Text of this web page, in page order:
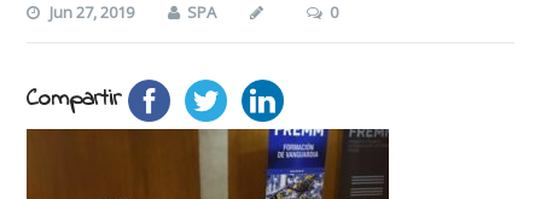
Jun 27, 2019 SPA 0
Compartir